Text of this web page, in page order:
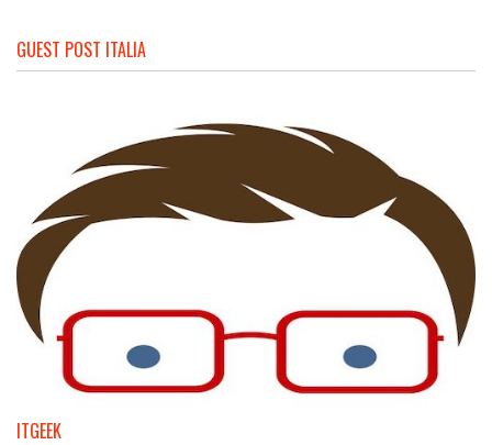
GUEST POST ITALIA
ITGEEK